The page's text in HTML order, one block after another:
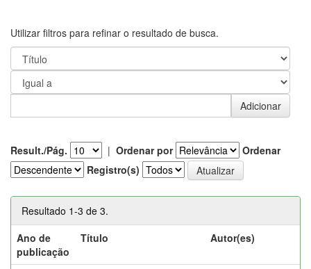
Utilizar filtros para refinar o resultado de busca.
Result./Pág. | Ordenar por
Ordenar
Registro(s)
Resultado 1-3 de 3.
Ano de
publicação
Título Autor(es)